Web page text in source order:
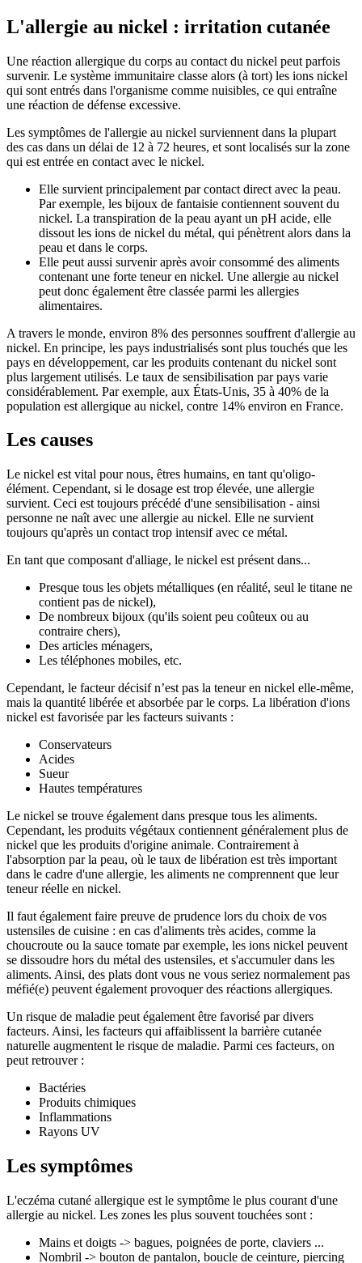
L'allergie au nickel : irritation cutanée
Une réaction allergique du corps au contact du nickel peut parfois
survenir. Le système immunitaire classe alors (à tort) les ions nickel
qui sont entrés dans l'organisme comme nuisibles, ce qui entraîne
une réaction de défense excessive.
Les symptômes de l'allergie au nickel surviennent dans la plupart
des cas dans un délai de 12 à 72 heures, et sont localisés sur la zone
qui est entrée en contact avec le nickel.
Elle survient principalement par contact direct avec la peau.
Par exemple, les bijoux de fantaisie contiennent souvent du
nickel. La transpiration de la peau ayant un pH acide, elle
dissout les ions de nickel du métal, qui pénètrent alors dans la
peau et dans le corps.
Elle peut aussi survenir après avoir consommé des aliments
contenant une forte teneur en nickel. Une allergie au nickel
peut donc également être classée parmi les allergies
alimentaires.
A travers le monde, environ 8% des personnes souffrent d'allergie au
nickel. En principe, les pays industrialisés sont plus touchés que les
pays en développement, car les produits contenant du nickel sont
plus largement utilisés. Le taux de sensibilisation par pays varie
considérablement. Par exemple, aux États-Unis, 35 à 40% de la
population est allergique au nickel, contre 14% environ en France.
Les causes
Le nickel est vital pour nous, êtres humains, en tant qu'oligo-
élément. Cependant, si le dosage est trop élevée, une allergie
survient. Ceci est toujours précédé d'une sensibilisation - ainsi
personne ne naît avec une allergie au nickel. Elle ne survient
toujours qu'après un contact trop intensif avec ce métal.
En tant que composant d'alliage, le nickel est présent dans...
Presque tous les objets métalliques (en réalité, seul le titane ne
contient pas de nickel),
De nombreux bijoux (qu'ils soient peu coûteux ou au
contraire chers),
Des articles ménagers,
Les téléphones mobiles, etc.
Cependant, le facteur décisif n’est pas la teneur en nickel elle-même,
mais la quantité libérée et absorbée par le corps. La libération d'ions
nickel est favorisée par les facteurs suivants :
Conservateurs
Acides
Sueur
Hautes températures
Le nickel se trouve également dans presque tous les aliments.
Cependant, les produits végétaux contiennent généralement plus de
nickel que les produits d'origine animale. Contrairement à
l'absorption par la peau, où le taux de libération est très important
dans le cadre d'une allergie, les aliments ne comprennent que leur
teneur réelle en nickel.
Il faut également faire preuve de prudence lors du choix de vos
ustensiles de cuisine : en cas d'aliments très acides, comme la
choucroute ou la sauce tomate par exemple, les ions nickel peuvent
se dissoudre hors du métal des ustensiles, et s'accumuler dans les
aliments. Ainsi, des plats dont vous ne vous seriez normalement pas
méfié(e) peuvent également provoquer des réactions allergiques.
Un risque de maladie peut également être favorisé par divers
facteurs. Ainsi, les facteurs qui affaiblissent la barrière cutanée
naturelle augmentent le risque de maladie. Parmi ces facteurs, on
peut retrouver :
Bactéries
Produits chimiques
Inflammations
Rayons UV
Les symptômes
L'eczéma cutané allergique est le symptôme le plus courant d'une
allergie au nickel. Les zones les plus souvent touchées sont :
Mains et doigts -> bagues, poignées de porte, claviers ...
Nombril -> bouton de pantalon, boucle de ceinture, piercing